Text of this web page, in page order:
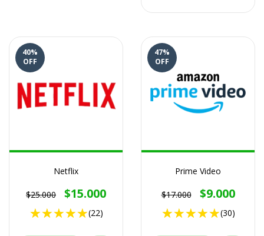
40%
OFF
Netflix
$25.000 $15.000
(22)
47%
OFF
Prime Video
$17.000 $9.000
(30)